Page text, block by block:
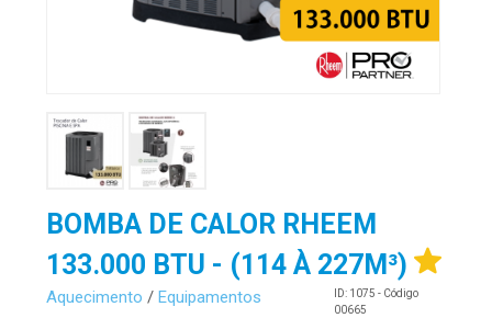
BOMBA DE CALOR RHEEM
133.000 BTU - (114 À 227M³)
Aquecimento / Equipamentos
ID: 1075 - Código
00665